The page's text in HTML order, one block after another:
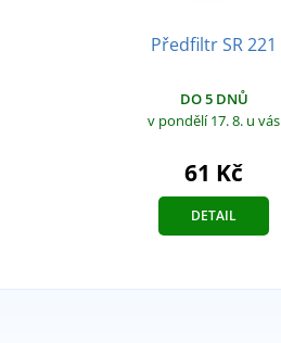
Předfiltr SR 221
DO 5 DNŮ
v pondělí 17. 8. u vás
61 Kč
DETAIL